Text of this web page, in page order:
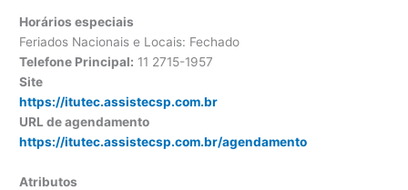
Horários especiais
Feriados Nacionais e Locais: Fechado
Telefone Principal: 11 2715-1957
Site
https://itutec.assistecsp.com.br
URL de agendamento
https://itutec.assistecsp.com.br/agendamento
Atributos